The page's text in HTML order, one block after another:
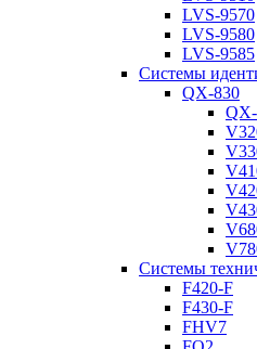
LVS-9570
LVS-9580
LVS-9585
Системы
QX-830
Системы
F420-F
F430-F
FHV7